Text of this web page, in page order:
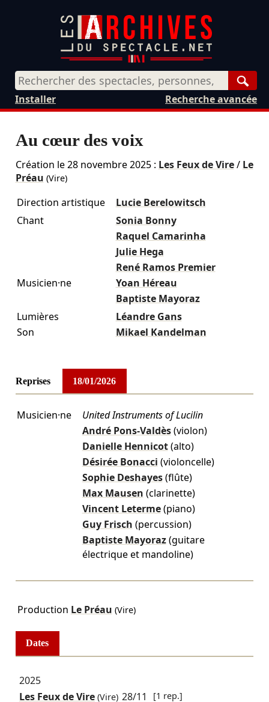
Recherche avancée
Installer
Au cœur des voix
Création le28 novembre 2025: Les Feux de Vire/ Le
Préau (Vire)
Direction artistique
Lucie Berelowitsch
Chant
Sonia Bonny
Raquel Camarinha
Julie Hega
René Ramos Premier
Musicien·ne
Yoan Héreau
Baptiste Mayoraz
Lumières
Léandre Gans
Son
Mikael Kandelman
Reprises 18/01/2026
Musicien·ne
United Instruments of Lucilin
André Pons-Valdès (violon)
Danielle Hennicot (alto)
Désirée Bonacci (violoncelle)
Sophie Deshayes (flûte)
Max Mausen (clarinette)
Vincent Leterme (piano)
Guy Frisch (percussion)
Baptiste Mayoraz (guitare
électrique et mandoline)
Production Le Préau (Vire)
Dates
2025
Les Feux de Vire(Vire) 28/11 [1 rep.]